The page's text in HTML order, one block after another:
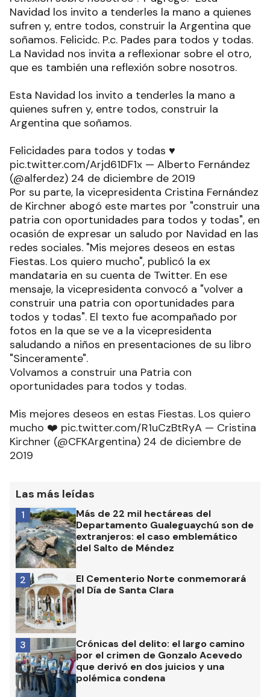
Navidad los invito a tenderles la mano a quienes
sufren y, entre todos, construir la Argentina que
soñamos. Felicidc. P.c. Pades para todos y todas.
La Navidad nos invita a reflexionar sobre el otro,
que es también una reflexión sobre nosotros.
Esta Navidad los invito a tenderles la mano a
quienes sufren y, entre todos, construir la
Argentina que soñamos.
Felicidades para todos y todas ♥️
pic.twitter.com/Arjd61DF1x — Alberto Fernández
(@alferdez) 24 de diciembre de 2019
Por su parte, la vicepresidenta Cristina Fernández
de Kirchner abogó este martes por "construir una
patria con oportunidades para todos y todas", en
ocasión de expresar un saludo por Navidad en las
redes sociales. "Mis mejores deseos en estas
Fiestas. Los quiero mucho", publicó la ex
mandataria en su cuenta de Twitter. En ese
mensaje, la vicepresidenta convocó a "volver a
construir una patria con oportunidades para
todos y todas". El texto fue acompañado por
fotos en la que se ve a la vicepresidenta
saludando a niños en presentaciones de su libro
"Sinceramente".
Volvamos a construir una Patria con
oportunidades para todos y todas.
Mis mejores deseos en estas Fiestas. Los quiero
mucho ❤️ pic.twitter.com/R1uCzBtRyA — Cristina
Kirchner (@CFKArgentina) 24 de diciembre de
2019
Las más leídas
Más de 22 mil hectáreas del
Departamento Gualeguaychú son de
extranjeros: el caso emblemático
del Salto de Méndez
1
El Cementerio Norte conmemorará
el Día de Santa Clara
2
Crónicas del delito: el largo camino
por el crimen de Gonzalo Acevedo
que derivó en dos juicios y una
polémica condena
3